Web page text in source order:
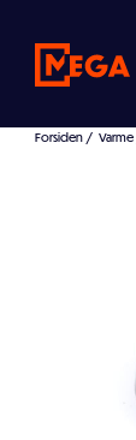
Forsiden / Varme